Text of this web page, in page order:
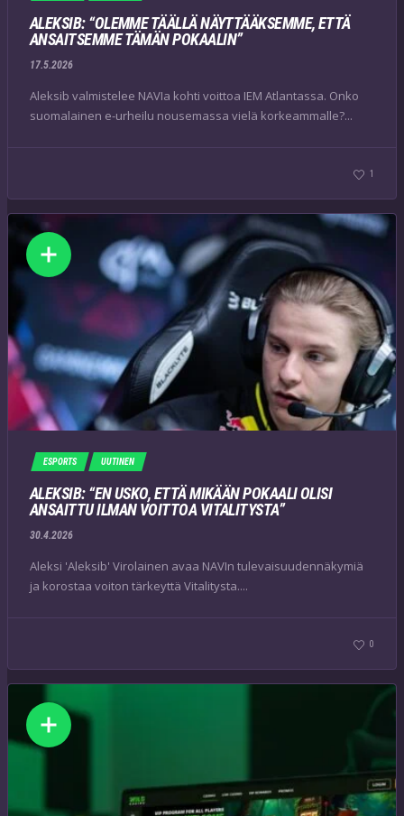
ALEKSIB: “OLEMME TÄÄLLÄ NÄYTTÄÄKSEMME, ETTÄ
ANSAITSEMME TÄMÄN POKAALIN”
17.5.2026
Aleksib valmistelee NAVIa kohti voittoa IEM Atlantassa. Onko
suomalainen e-urheilu nousemassa vielä korkeammalle?...
1
ESPORTS UUTINEN
ALEKSIB: “EN USKO, ETTÄ MIKÄÄN POKAALI OLISI
ANSAITTU ILMAN VOITTOA VITALITYSTA”
30.4.2026
Aleksi 'Aleksib' Virolainen avaa NAVIn tulevaisuudennäkymiä
ja korostaa voiton tärkeyttä Vitalitysta....
0